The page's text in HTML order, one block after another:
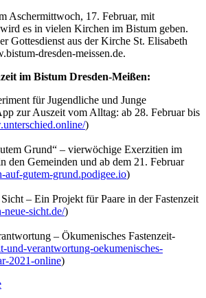
Aschermittwoch, 17. Februar, mit
es in vielen Kirchen im Bistum geben.
Gottesdienst aus der Kirche St. Elisabeth
dresden-meissen.de.
im Bistum Dresden-Meißen:
für Jugendliche und Junge
zur Auszeit vom Alltag: ab 28. Februar bis
)
Grund“ – vierwöchige Exerzitien im
den Gemeinden und ab dem 21. Februar
auf-gutem-grund.podigee.io)
– Ein Projekt für Paare in der Fastenzeit
sicht.de/)
– Ökumenisches Fastenzeit-
und-verantwortung-oekumenisches-
2021-online)